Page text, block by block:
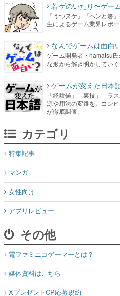
若ゲのいたり〜ゲー
『うつヌケ』『ペンと箸
生によるゲーム業界レポー
なんでゲームは面白
ゲーム開発者・hamatsu
な形から解き明かしてい
ゲームが変えた日本
「経験値」「裏技」「ラ
源や用法の変遷を、コン
が徹底調査。
カテゴリ
特集記事
マンガ
女性向け
アプリレビュー
その他
電ファミニコゲーマーとは？
媒体資料はこちら
XプレゼントCP応募規約